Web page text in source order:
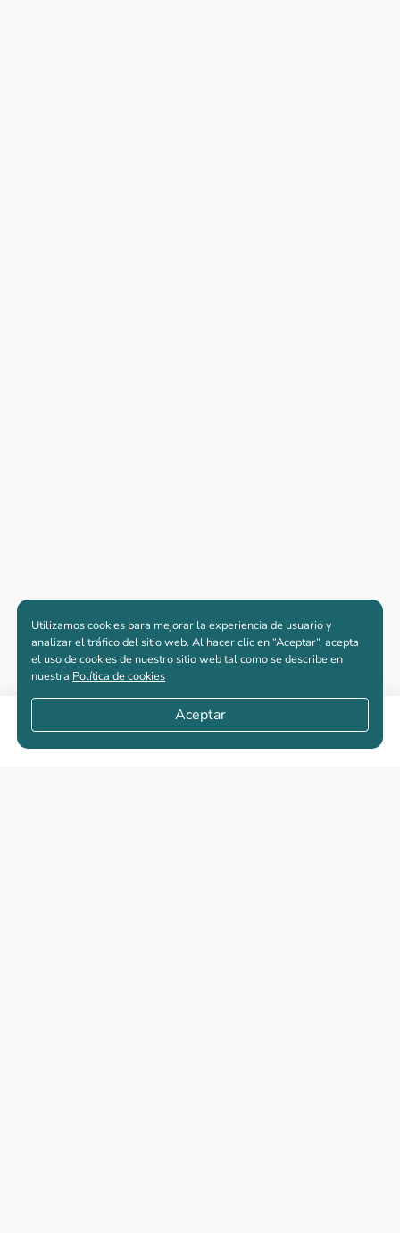
Compartir
Apartamentos nuevos
Utilizamos cookies para mejorar la experiencia de usuario y
analizar el tráfico del sitio web. Al hacer clic en “Aceptar“, acepta
el uso de cookies de nuestro sitio web tal como se describe en
nuestra Política de cookies
Aceptar